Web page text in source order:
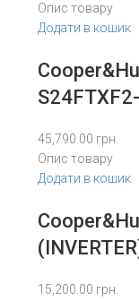
Опис товару
Додати в кошик
45,790.00 грн.
Опис товару
Додати в кошик
15,200.00 грн.